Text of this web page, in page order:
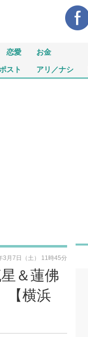
恋愛 お金
スト アリ／ナシ
＆蓮佛
【横浜
3月7日（土） 11時45分